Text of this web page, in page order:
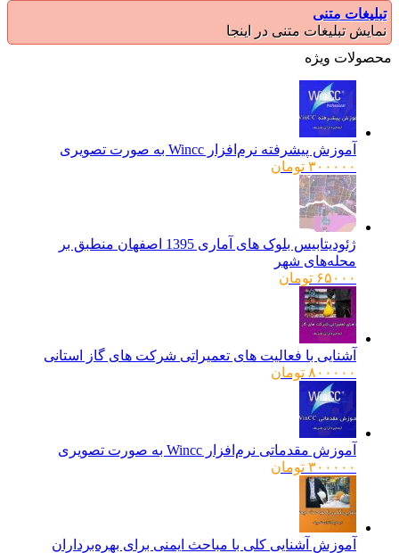
متنی
تبلیغات متنی در اینجا
ویژه
آموزش پیشرفته نرم‌افزار Wincc به صورت تصویری
۳۰۰۰۰۰ تومان
ژئودیتابیس بلوک های آماری 1395 اصفهان منطبق بر
محله‌های شهر
۶۵۰۰۰ تومان
آشنایی با فعالیت های تعمیراتی شرکت های گاز استانی
۸۰۰۰۰۰ تومان
آموزش مقدماتی نرم‌افزار Wincc به صورت تصویری
۳۰۰۰۰۰ تومان
آموزش آشنایی کلی با مباحث ایمنی برای بهره‌برداران